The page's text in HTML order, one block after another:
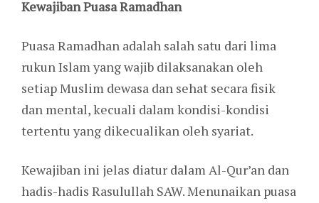
Kewajiban Puasa Ramadhan
Puasa Ramadhan adalah salah satu dari lima
rukun Islam yang wajib dilaksanakan oleh
setiap Muslim dewasa dan sehat secara fisik
dan mental, kecuali dalam kondisi-kondisi
tertentu yang dikecualikan oleh syariat.
Kewajiban ini jelas diatur dalam Al-Qur’an dan
hadis-hadis Rasulullah SAW. Menunaikan puasa